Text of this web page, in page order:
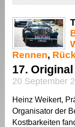
Rennen,
17.
20 September
Heinz Weikert,
Organisator der
Kostbarkeiten